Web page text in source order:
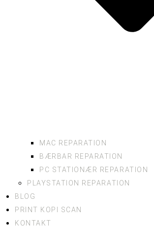
MAC REPARATION
BÆRBAR REPARATION
PC STATIONÆR REPARATION
PLAYSTATION REPARATION
BLOG
PRINT KOPI SCAN
KONTAKT